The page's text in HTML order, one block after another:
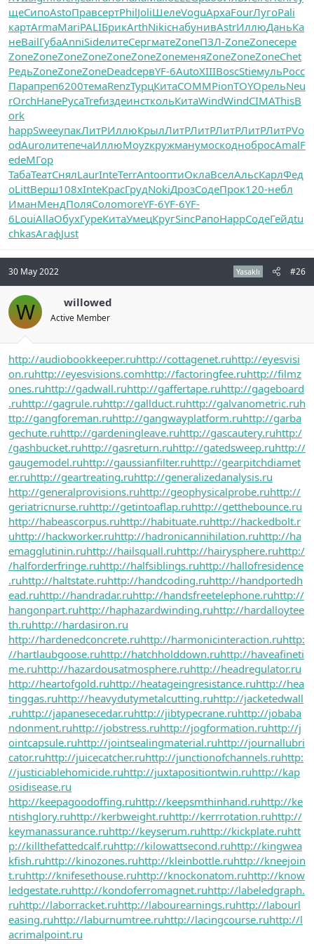
щеСипоAstoПравсертPhilJoliШелеVoguАрхаFourЛугоPali
картArmaMariPALIБрикArthNikiснабунивAstrИллюДаньКа
неBailГубаAnniSideлитеСергматеZoneПЗЛ-ZoneZoneсере
ZoneZoneZoneZoneZoneZoneZoneменяZoneZoneZoneChet
РедьZoneZoneZoneDeadсервYF-6AutoXIIIBoscStieмульРосс
Парапреп6200темаRenzТурцКитаCOMMPionTOYOрельNeu
rOrchHaneРусаTrefиздеинсткольКитаWindWindCIMAThisB
ork
happSweeупакЛитРИллюКрылЛитРЛитРЛитРЛитРЛитРVo
odAuroлитепечаИллюMoyzкружманумоскоднобросAmalF
edeМГор
ТабаТеатСнялLaurInteTerrAntoоптиОклаВселАльсКарлФед
оLittВерш108xInteКрасГрудNokiДрозСодеПрок120-небл
ИманМендПоляСолоmoreYF-6YF-6YF-
6LouiAllaОбухГуреКитаУмецКругSincРапоHappСодеГейдtu
chkasАгафJust
30 May 2022 Yasaklı #26
W willowed
Active Member
http://audiobookkeeper.ruhttp://cottagenet.ruhttp://eyesvisi
on.ruhttp://eyesvisions.comhttp://factoringfee.ruhttp://filmz
ones.ruhttp://gadwall.ruhttp://gaffertape.ruhttp://gageboard
.ruhttp://gagrule.ruhttp://gallduct.ruhttp://galvanometric.ruh
ttp://gangforeman.ruhttp://gangwayplatform.ruhttp://garba
gechute.ruhttp://gardeningleave.ruhttp://gascautery.ruhttp:/
/gashbucket.ruhttp://gasreturn.ruhttp://gatedsweep.ruhttp://
gaugemodel.ruhttp://gaussianfilter.ruhttp://gearpitchdiamet
er.ruhttp://geartreating.ruhttp://generalizedanalysis.ru
http://generalprovisions.ruhttp://geophysicalprobe.ruhttp://
geriatricnurse.ruhttp://getintoaflap.ruhttp://getthebounce.ru
http://habeascorpus.ruhttp://habituate.ruhttp://hackedbolt.r
uhttp://hackworker.ruhttp://hadronicannihilation.ruhttp://ha
emagglutinin.ruhttp://hailsquall.ruhttp://hairysphere.ruhttp:/
/halforderfringe.ruhttp://halfsiblings.ruhttp://hallofresidence
.ruhttp://haltstate.ruhttp://handcoding.ruhttp://handportedh
ead.ruhttp://handradar.ruhttp://handsfreetelephone.ruhttp://
hangonpart.ruhttp://haphazardwinding.ruhttp://hardalloytee
th.ruhttp://hardasiron.ru
http://hardenedconcrete.ruhttp://harmonicinteraction.ruhttp:
//hartlaubgoose.ruhttp://hatchholddown.ruhttp://haveafineti
me.ruhttp://hazardousatmosphere.ruhttp://headregulator.ru
http://heartofgold.ruhttp://heatageingresistance.ruhttp://hea
tinggas.ruhttp://heavydutymetalcutting.ruhttp://jacketedwall
.ruhttp://japanesecedar.ruhttp://jibtypecrane.ruhttp://jobaba
ndonment.ruhttp://jobstress.ruhttp://jogformation.ruhttp://j
ointcapsule.ruhttp://jointsealingmaterial.ruhttp://journallubri
cator.ruhttp://juicecatcher.ruhttp://junctionofchannels.ruhttp:
//justiciablehomicide.ruhttp://juxtapositiontwin.ruhttp://kap
osidisease.ru
http://keepagoodoffing.ruhttp://keepsmthinhand.ruhttp://ke
ntishglory.ruhttp://kerbweight.ruhttp://kerrrotation.ruhttp://
keymanassurance.ruhttp://keyserum.ruhttp://kickplate.ruhtt
p://killthefattedcalf.ruhttp://kilowattsecond.ruhttp://kingwea
kfish.ruhttp://kinozones.ruhttp://kleinbottle.ruhttp://kneejoin
t.ruhttp://knifesethouse.ruhttp://knockonatom.ruhttp://know
ledgestate.ruhttp://kondoferromagnet.ruhttp://labeledgraph.
ruhttp://laborracket.ruhttp://labourearnings.ruhttp://labourl
easing.ruhttp://laburnumtree.ruhttp://lacingcourse.ruhttp://l
acrimalpoint.ru